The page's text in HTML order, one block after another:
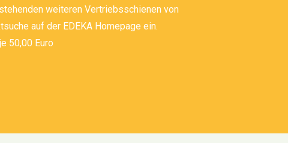
weiteren Vertriebsschienen von
auf der EDEKA Homepage ein.
50,00 Euro